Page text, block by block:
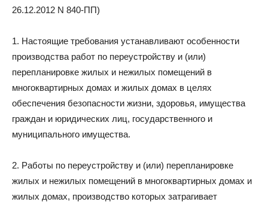
26.12.2012 N 840-ПП)
1. Настоящие требования устанавливают особенности
производства работ по переустройству и (или)
перепланировке жилых и нежилых помещений в
многоквартирных домах и жилых домах в целях
обеспечения безопасности жизни, здоровья, имущества
граждан и юридических лиц, государственного и
муниципального имущества.
2. Работы по переустройству и (или) перепланировке
жилых и нежилых помещений в многоквартирных домах и
жилых домах, производство которых затрагивает